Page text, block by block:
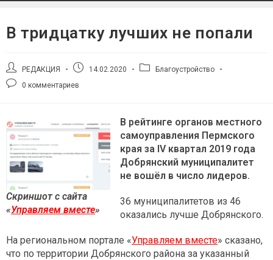
В тридцатку лучших не попали
Автор
записи:
РЕДАКЦИЯ
Запись14.02.2020
РубрикаБлагоустройство
Комментарии
0 комментариев
Скриншот с сайта
«Управляем вместе»
В рейтинге органов местного
самоуправления Пермского
края за IV квартал 2019 года
Добрянский муниципалитет
не вошёл в число лидеров.
36 муниципалитетов из 46
оказались лучше Добрянского.
На региональном портале «Управляем вместе» сказано,
что по территории Добрянского района за указанный